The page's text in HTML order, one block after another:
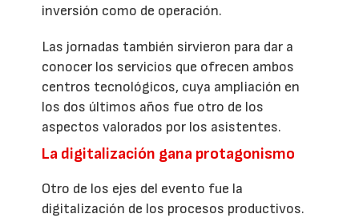
inversión como de operación.
Las jornadas también sirvieron para dar a
conocer los servicios que ofrecen ambos
centros tecnológicos, cuya ampliación en
los dos últimos años fue otro de los
aspectos valorados por los asistentes.
La digitalización gana protagonismo
Otro de los ejes del evento fue la
digitalización de los procesos productivos.